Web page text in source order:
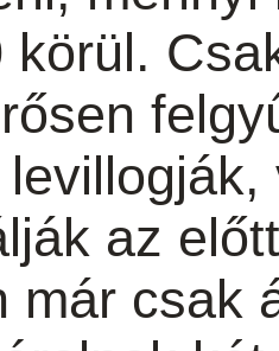
körül.
az
már csak